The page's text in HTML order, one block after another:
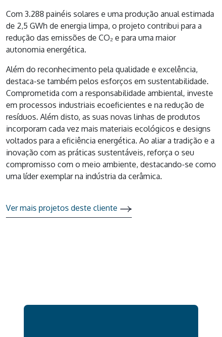
Com 3.288 painéis solares e uma produção anual estimada
de 2,5 GWh de energia limpa, o projeto contribui para a
redução das emissões de CO₂ e para uma maior
autonomia energética.
Além do reconhecimento pela qualidade e excelência,
destaca-se também pelos esforços em sustentabilidade.
Comprometida com a responsabilidade ambiental, investe
em processos industriais ecoeficientes e na redução de
resíduos. Além disto, as suas novas linhas de produtos
incorporam cada vez mais materiais ecológicos e designs
voltados para a eficiência energética. Ao aliar a tradição e a
inovação com as práticas sustentáveis, reforça o seu
compromisso com o meio ambiente, destacando-se como
uma líder exemplar na indústria da cerâmica.
Ver mais projetos deste cliente